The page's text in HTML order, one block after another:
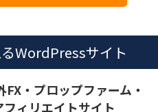
WordPressサイト
FX・プロップファーム・
ィリエイトサイト